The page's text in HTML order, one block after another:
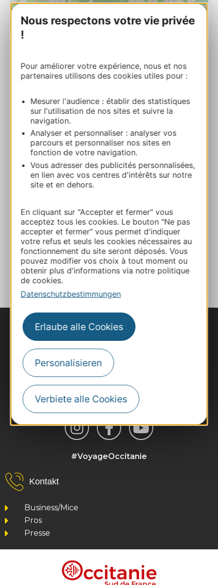
Nous respectons votre vie privée
!
Pour améliorer votre expérience, nous et nos
partenaires utilisons des cookies utiles pour :
Mesurer l'audience : établir des statistiques
sur l'utilisation de nos sites et suivre la
navigation.
Analyser et personnaliser : analyser vos
parcours et personnaliser nos sites en
fonction de votre navigation.
Vous adresser des publicités personnalisées,
en lien avec vos centres d'intérêts sur notre
site et en dehors.
En cliquant sur "Accepter et fermer" vous
acceptez tous les cookies. Le bouton "Ne pas
accepter et fermer" vous permet d'indiquer
votre refus et seuls les cookies nécessaires au
fonctionnement du site seront déposés. Vous
pouvez modifier vos choix à tout moment ou
obtenir plus d'informations via notre politique
de cookies.
Datenschutzbestimmungen
Erlaube alle Cookies
Personalisieren
Verbiete alle Cookies
| Map data © OpenStreetMap contributors
Le BourgVabre Tizac 12240 LA BASTIDE-
L’EVEQUE
Route & Zugang
+33649359811
Webseite
ZU MEINEN FAVORITEN
#VoyageOccitanie
Kontakt
Business/Mice
Pros
Presse